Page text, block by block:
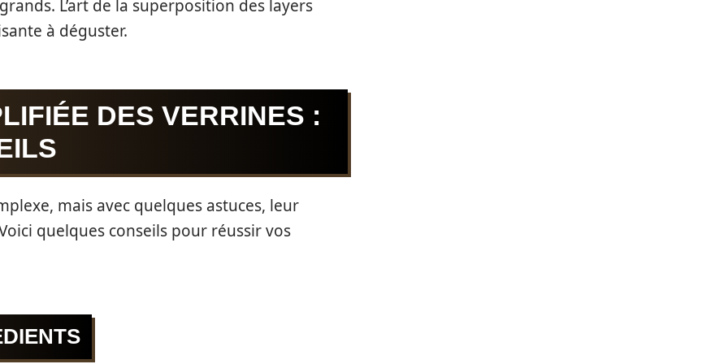
L’art de la superposition des layers
à déguster.
DES VERRINES :
mais avec quelques astuces, leur
quelques conseils pour réussir vos